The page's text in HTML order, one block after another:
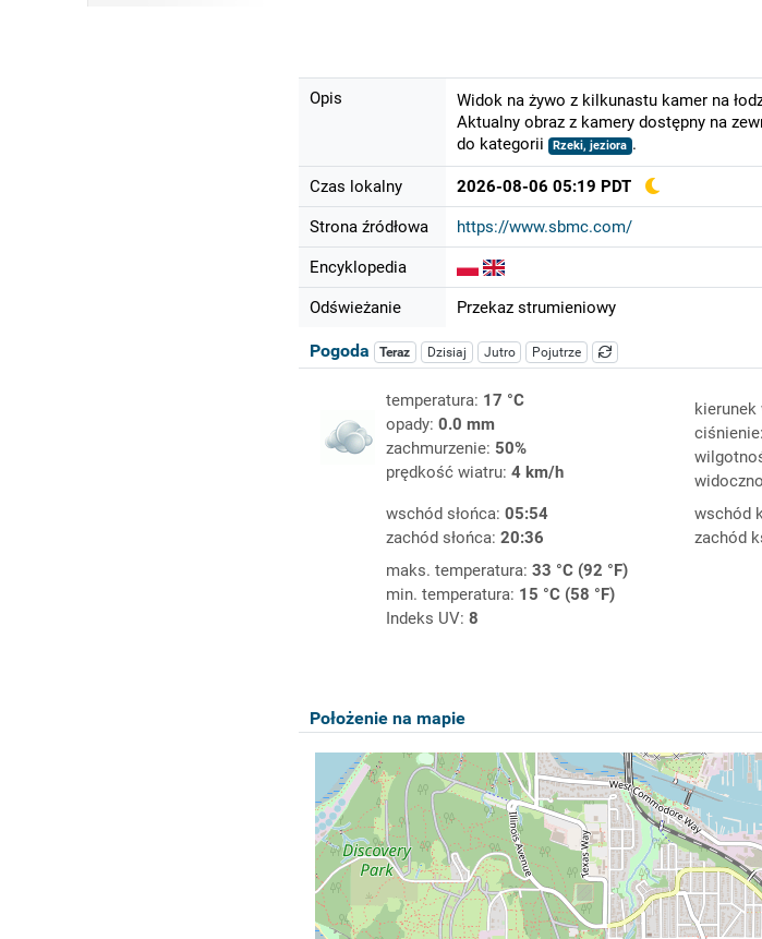
Opis
Widok na żywo z kilkunastu kamer na
Aktualny obraz z kamery dostępny na
do kategorii
Rzeki, jeziora .
Czas lokalny 2026-08-06 05:19 PDT
Strona źródłowa https://www.sbmc.com/
Encyklopedia
Odświeżanie Przekaz strumieniowy
Pogoda Teraz Dzisiaj Jutro Pojutrze
temperatura: 17 °C
opady: 0.0 mm
zachmurzenie: 50%
prędkość wiatru: 4 km/h
kierunek
ciśnienie:
wschód słońca: 05:54
zachód słońca: 20:36
wschód
zachód
maks. temperatura: 33 °C (92 °F)
min. temperatura: 15 °C (58 °F)
Indeks UV: 8
Położenie na mapie